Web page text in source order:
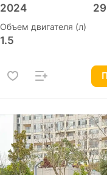
2024
Объем двигателя (л)
1.5